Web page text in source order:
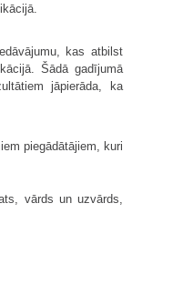
kas atbilst
Šādā gadījumā
jāpierāda, ka
piegādātājiem, kuri
vārds un uzvārds,